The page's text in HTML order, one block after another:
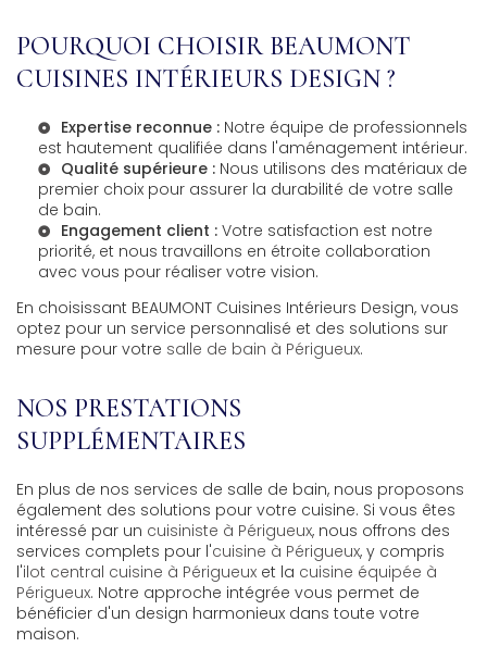
POURQUOI CHOISIR BEAUMONT
CUISINES INTÉRIEURS DESIGN ?
Expertise reconnue : Notre équipe de professionnels
est hautement qualifiée dans l'aménagement intérieur.
Qualité supérieure : Nous utilisons des matériaux de
premier choix pour assurer la durabilité de votre salle
de bain.
Engagement client : Votre satisfaction est notre
priorité, et nous travaillons en étroite collaboration
avec vous pour réaliser votre vision.
En choisissant BEAUMONT Cuisines Intérieurs Design, vous
optez pour un service personnalisé et des solutions sur
mesure pour votre salle de bain à Périgueux.
NOS PRESTATIONS
SUPPLÉMENTAIRES
En plus de nos services de salle de bain, nous proposons
également des solutions pour votre cuisine. Si vous êtes
intéressé par un cuisiniste à Périgueux, nous offrons des
services complets pour l'cuisine à Périgueux, y compris
l'ilot central cuisine à Périgueux et la cuisine équipée à
Périgueux. Notre approche intégrée vous permet de
bénéficier d'un design harmonieux dans toute votre
maison.